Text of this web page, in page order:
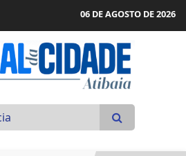
06 DE AGOSTO DE 2026